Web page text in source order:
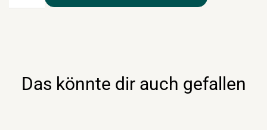
Das könnte dir auch gefallen